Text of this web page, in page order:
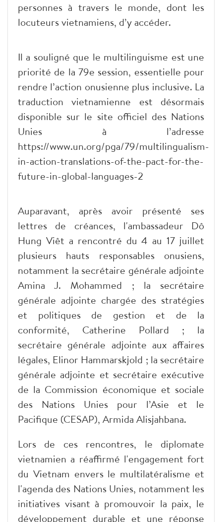
personnes à travers le monde, dont les
locuteurs vietnamiens, d’y accéder.
Il a souligné que le multilinguisme est une
priorité de la 79e session, essentielle pour
rendre l’action onusienne plus inclusive. La
traduction vietnamienne est désormais
disponible sur le site officiel des Nations
Unies à l’adresse
https://www.un.org/pga/79/multilingualism-
in-action-translations-of-the-pact-for-the-
future-in-global-languages-2
Auparavant, après avoir présenté ses
lettres de créances, l'ambassadeur Dô
Hung Viêt a rencontré du 4 au 17 juillet
plusieurs hauts responsables onusiens,
notamment la secrétaire générale adjointe
Amina J. Mohammed ; la secrétaire
générale adjointe chargée des stratégies
et politiques de gestion et de la
conformité, Catherine Pollard ; la
secrétaire générale adjointe aux affaires
légales, Elinor Hammarskjold ; la secrétaire
générale adjointe et secrétaire exécutive
de la Commission économique et sociale
des Nations Unies pour l’Asie et le
Pacifique (CESAP), Armida Alisjahbana.
Lors de ces rencontres, le diplomate
vietnamien a réaffirmé l'engagement fort
du Vietnam envers le multilatéralisme et
l'agenda des Nations Unies, notamment les
initiatives visant à promouvoir la paix, le
développement durable et une réponse